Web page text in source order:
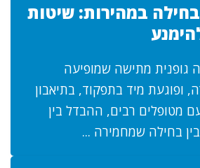
במהירות: שיטות
גופנית מתישה שמופיעה
ופוגעת מיד בתפקוד, בתיאבון
עם מטופלים רבים, ההבדל בין
בחילה שמחמירה ...